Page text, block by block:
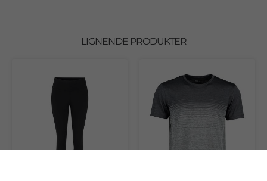
LIGNENDE PRODUKTER